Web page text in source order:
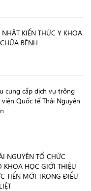
KIẾN THỨC Y KHOA
BỆNH
cung cấp dịch vụ trông
Quốc tế Thái Nguyên
NGUYÊN TỔ CHỨC
HỌC GIỚI THIỆU
TIẾN MỚI TRONG ĐIỀU